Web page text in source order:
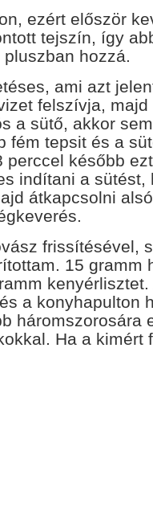
ezért először
tejszín, így
hozzá.
ami azt
felszívja,
a sütő, akkor
fém tepsit és a
perccel később
indítani a
átkapcsolni
frissítésével,
15 gramm
a konyhapulton
háromszorosára
Ha a